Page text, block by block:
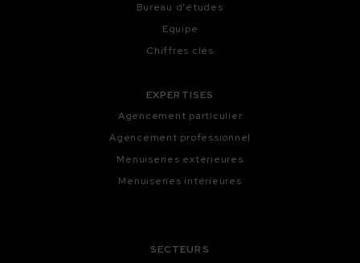
Bureau d'études
Equipe
Chiffres clés
EXPERTISES
Agencement particulier
Agencement professionnel
Menuiseries extérieures
Menuiseries intérieures
SECTEURS